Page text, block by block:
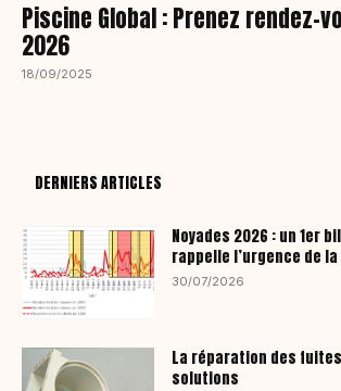
Piscine Global : Prenez rendez-
2026
18/09/2025
DERNIERS ARTICLES
Noyades 2026 : un 1er
rappelle l’urgence de
30/07/2026
La réparation des
solutions